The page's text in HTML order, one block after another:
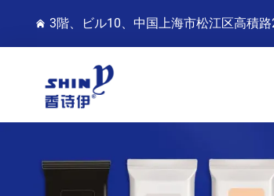
3階、ビル10、中国上海市松江区高積